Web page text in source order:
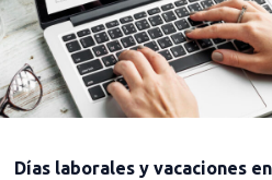
Días laborales y vacaciones en